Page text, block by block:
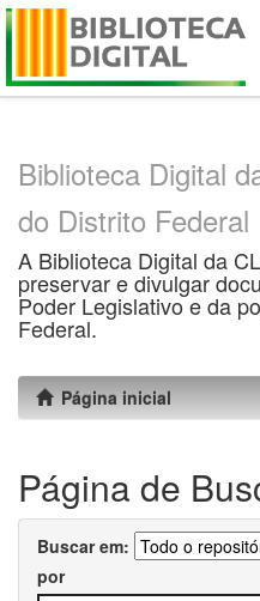
Skip
Biblioteca Digital
do Distrito Federal
A Biblioteca Digital da
preservar e divulgar
Poder Legislativo e da
Federal.
Página inicial
Página de
Buscar em:
por